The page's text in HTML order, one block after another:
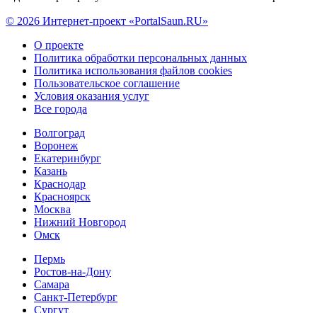
© 2026 Интернет-проект «PortalSaun.RU»
О проекте
Политика обработки персональных данных
Политика использования файлов cookies
Пользовательское соглашение
Условия оказания услуг
Все города
Волгоград
Воронеж
Екатеринбург
Казань
Краснодар
Красноярск
Москва
Нижний Новгород
Омск
Пермь
Ростов-на-Дону
Самара
Санкт-Петербург
Сургут